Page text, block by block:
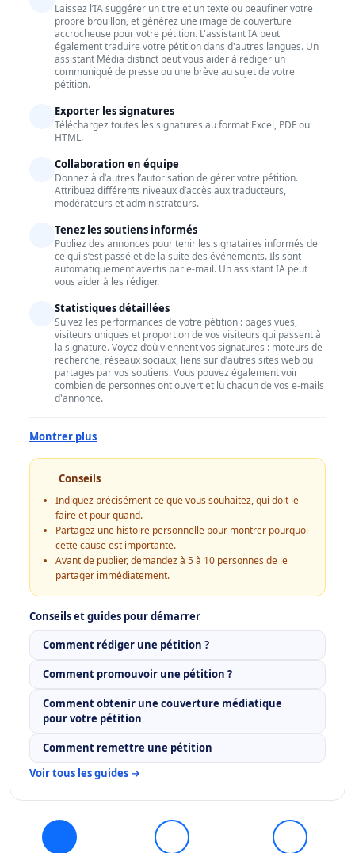
Laissez l’IA suggérer un titre et un texte ou peaufiner votre
propre brouillon, et générez une image de couverture
accrocheuse pour votre pétition. L'assistant IA peut
également traduire votre pétition dans d'autres langues. Un
assistant Média distinct peut vous aider à rédiger un
communiqué de presse ou une brève au sujet de votre
pétition.
Exporter les signatures
Téléchargez toutes les signatures au format Excel, PDF ou
HTML.
Collaboration en équipe
Donnez à d’autres l’autorisation de gérer votre pétition.
Attribuez différents niveaux d’accès aux traducteurs,
modérateurs et administrateurs.
Tenez les soutiens informés
Publiez des annonces pour tenir les signataires informés de
ce qui s’est passé et de la suite des événements. Ils sont
automatiquement avertis par e-mail. Un assistant IA peut
vous aider à les rédiger.
Statistiques détaillées
Suivez les performances de votre pétition : pages vues,
visiteurs uniques et proportion de vos visiteurs qui passent à
la signature. Voyez d’où viennent vos signatures : moteurs de
recherche, réseaux sociaux, liens sur d’autres sites web ou
partages par vos soutiens. Vous pouvez également voir
combien de personnes ont ouvert et lu chacun de vos e-mails
d'annonce.
Montrer plus
Conseils
Indiquez précisément ce que vous souhaitez, qui doit le
faire et pour quand.
Partagez une histoire personnelle pour montrer pourquoi
cette cause est importante.
Avant de publier, demandez à 5 à 10 personnes de le
partager immédiatement.
Conseils et guides pour démarrer
Comment rédiger une pétition ?
Comment promouvoir une pétition ?
Comment obtenir une couverture médiatique
pour votre pétition
Comment remettre une pétition
Voir tous les guides →